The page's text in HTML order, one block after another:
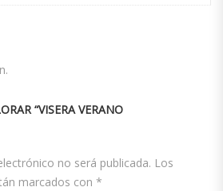
“VISERA VERANO
no será publicada. Los
marcados con *